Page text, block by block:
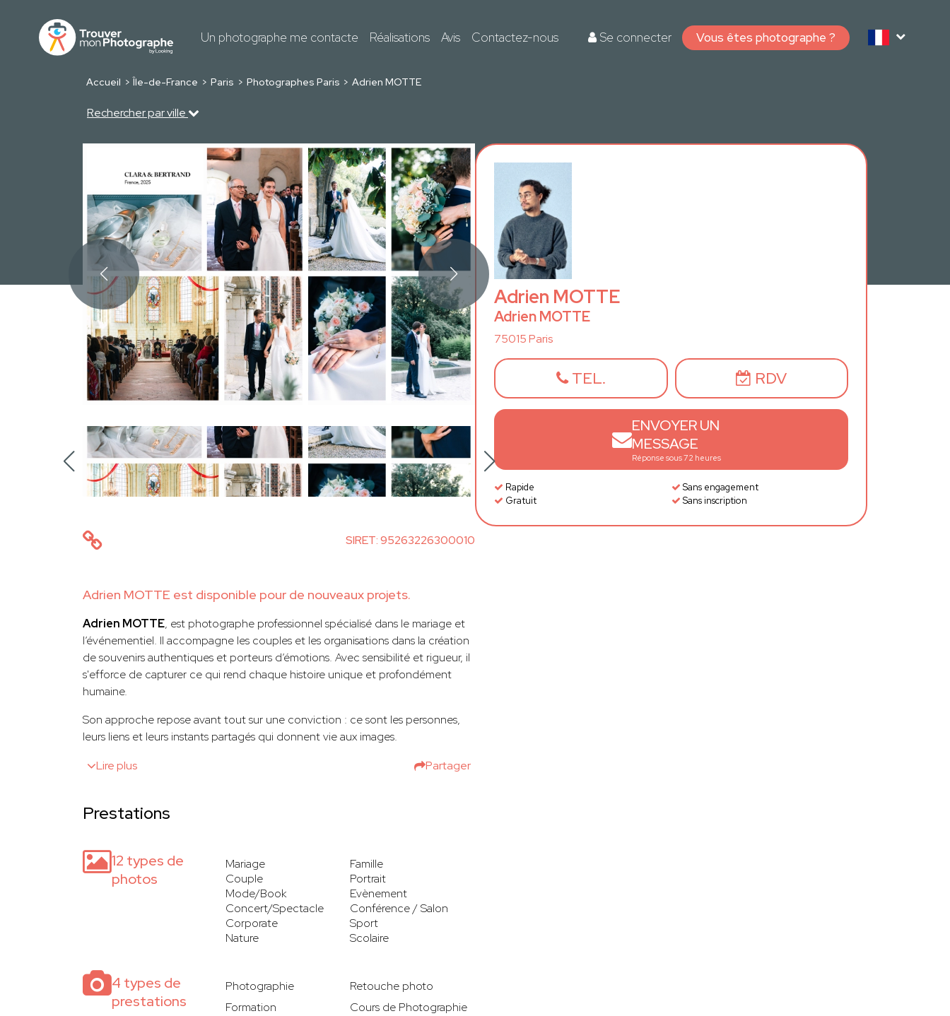
Un photographe me contacte Réalisations Avis Contactez-nous Se connecter Vous êtes photographe ?
Accueil Île-de-France Paris Photographes Paris Adrien MOTTE
Rechercher par ville
SIRET: 95263226300010
Adrien MOTTE est disponible pour de nouveaux projets.
Adrien MOTTE, est photographe professionnel spécialisé dans le mariage et
l’événementiel. Il accompagne les couples et les organisations dans la création
de souvenirs authentiques et porteurs d’émotions. Avec sensibilité et rigueur, il
s'efforce de capturer ce qui rend chaque histoire unique et profondément
humaine.
Son approche repose avant tout sur une conviction : ce sont les personnes,
leurs liens et leurs instants partagés qui donnent vie aux images.
Lire plus
Partager
Prestations
12 types de
photos
Mariage
Famille
Couple
Portrait
Mode/Book
Evènement
Concert/Spectacle
Conférence / Salon
Corporate
Sport
Nature
Scolaire
4 types de
prestations
Photographie
Retouche photo
Formation
Cours de Photographie
Adrien MOTTE
Adrien MOTTE
75015 Paris
TEL. RDV
ENVOYER UN
MESSAGE
Réponse sous 72 heures
Rapide
Sans engagement
Gratuit
Sans inscription